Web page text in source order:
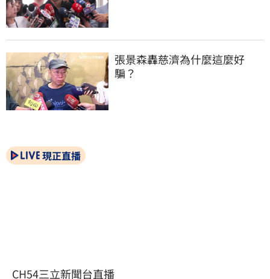
張景森轟慈濟為什麼這麼好
騙？
現正直播
CH54三立新聞台直播